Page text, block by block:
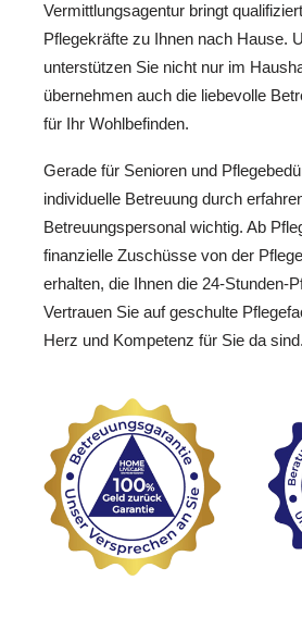
Vermittlungsagentur bringt
Pflegekräfte zu Ihnen nach Hause.
unterstützen Sie nicht nur im
übernehmen auch die liebevolle
für Ihr Wohlbefinden.
Gerade für Senioren und
individuelle Betreuung durch
Betreuungspersonal wichtig. Ab
finanzielle Zuschüsse von der
erhalten, die Ihnen die 24-Stunden-
Vertrauen Sie auf geschulte
Herz und Kompetenz für Sie da sind.